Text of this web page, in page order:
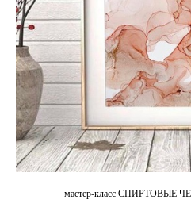
мастер-класс СПИРТОВЫЕ